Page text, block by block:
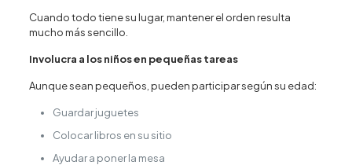
Cuando todo tiene su lugar, mantener el orden resulta
mucho más sencillo.
Involucra a los niños en pequeñas tareas
Aunque sean pequeños, pueden participar según su edad:
Guardar juguetes
Colocar libros en su sitio
Ayudar a poner la mesa